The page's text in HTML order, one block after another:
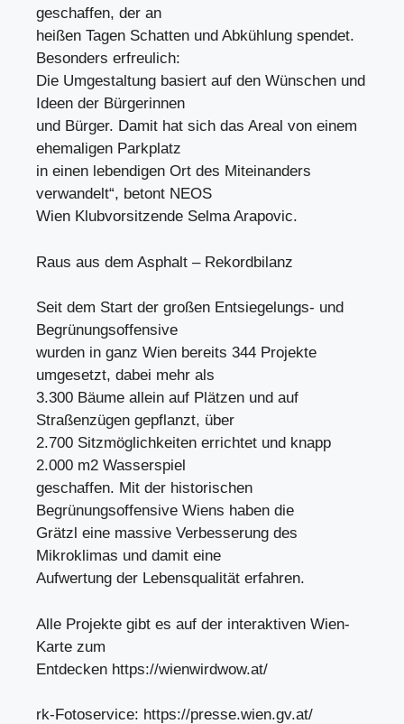
geschaffen, der an
heißen Tagen Schatten und Abkühlung spendet.
Besonders erfreulich:
Die Umgestaltung basiert auf den Wünschen und
Ideen der Bürgerinnen
und Bürger. Damit hat sich das Areal von einem
ehemaligen Parkplatz
in einen lebendigen Ort des Miteinanders
verwandelt“, betont NEOS
Wien Klubvorsitzende Selma Arapovic.
Raus aus dem Asphalt – Rekordbilanz
Seit dem Start der großen Entsiegelungs- und
Begrünungsoffensive
wurden in ganz Wien bereits 344 Projekte
umgesetzt, dabei mehr als
3.300 Bäume allein auf Plätzen und auf
Straßenzügen gepflanzt, über
2.700 Sitzmöglichkeiten errichtet und knapp
2.000 m2 Wasserspiel
geschaffen. Mit der historischen
Begrünungsoffensive Wiens haben die
Grätzl eine massive Verbesserung des
Mikroklimas und damit eine
Aufwertung der Lebensqualität erfahren.
Alle Projekte gibt es auf der interaktiven Wien-
Karte zum
Entdecken https://wienwirdwow.at/
rk-Fotoservice: https://presse.wien.gv.at/